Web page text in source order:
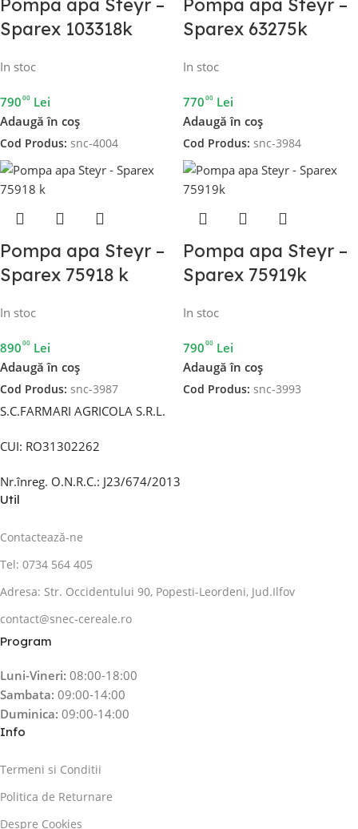
Pompa apa Steyr –
Sparex 103318k
In stoc
79000 Lei
Adaugă în coș
Cod Produs: snc-4004
Pompa apa Steyr –
Sparex 63275k
In stoc
77000 Lei
Adaugă în coș
Cod Produs: snc-3984
Pompa apa Steyr –
Sparex 75918 k
In stoc
89000 Lei
Adaugă în coș
Cod Produs: snc-3987
Pompa apa Steyr –
Sparex 75919k
In stoc
79000 Lei
Adaugă în coș
Cod Produs: snc-3993
S.C.FARMARI AGRICOLA S.R.L.
CUI: RO31302262
Nr.înreg. O.N.R.C.: J23/674/2013
Util
Contactează-ne
Tel: 0734 564 405
Adresa: Str. Occidentului 90, Popesti-Leordeni, Jud.Ilfov
contact@snec-cereale.ro
Program
Luni-Vineri: 08:00-18:00
Sambata: 09:00-14:00
Duminica: 09:00-14:00
Info
Termeni si Conditii
Politica de Returnare
Despre Cookies